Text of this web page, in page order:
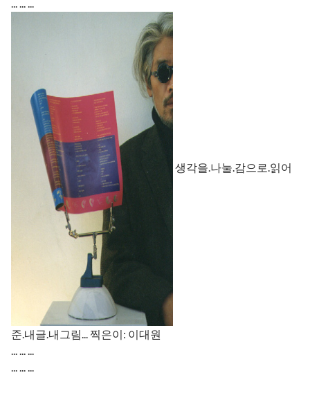
... ... ...
생각을.나눌.감으로.읽어
준.내글.내그림... 찍은이: 이대원
... ... ...
... ... ...